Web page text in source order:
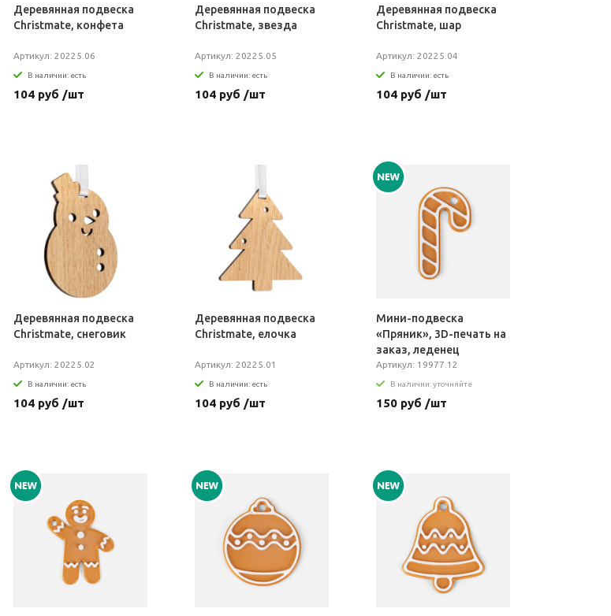
Деревянная подвеска
Christmate, конфета
Артикул: 20225.06
В наличии: есть
104 руб /шт
Деревянная подвеска
Christmate, звезда
Артикул: 20225.05
В наличии: есть
104 руб /шт
Деревянная подвеска
Christmate, шар
Артикул: 20225.04
В наличии: есть
104 руб /шт
Деревянная подвеска
Christmate, снеговик
Артикул: 20225.02
В наличии: есть
104 руб /шт
Деревянная подвеска
Christmate, елочка
Артикул: 20225.01
В наличии: есть
104 руб /шт
Мини-подвеска
«Пряник», 3D-печать на
заказ, леденец
Артикул: 19977.12
В наличии: уточняйте
150 руб /шт